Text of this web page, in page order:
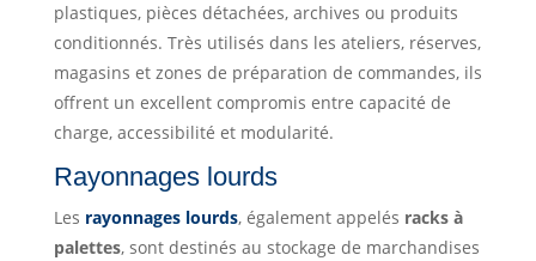
plastiques, pièces détachées, archives ou produits
conditionnés. Très utilisés dans les ateliers, réserves,
magasins et zones de préparation de commandes, ils
offrent un excellent compromis entre capacité de
charge, accessibilité et modularité.
Rayonnages lourds
Les rayonnages lourds, également appelés racks à
palettes, sont destinés au stockage de marchandises